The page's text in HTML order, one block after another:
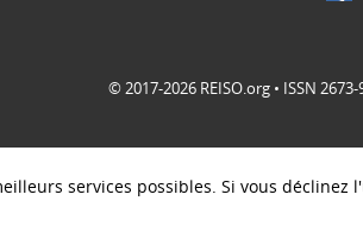
© 2017-2026 REISO.org • ISSN 2673-
services possibles. Si vous